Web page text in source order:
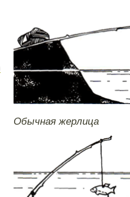
Обычная жерлица